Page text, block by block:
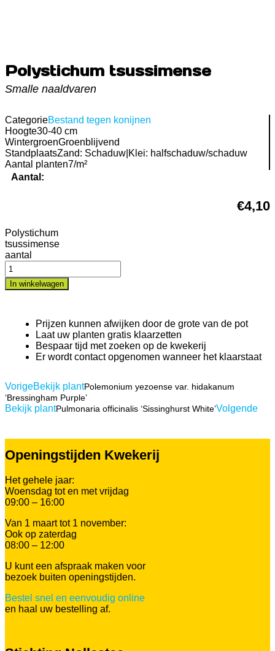
Polystichum tsussimense
Smalle naaldvaren
CategorieBestand tegen konijnen
Hoogte30-40 cm
WintergroenGroenblijvend
StandplaatsZand: Schaduw|Klei: halfschaduw/schaduw
Aantal planten7/m²
Aantal:
€4,10
Polystichum
tsussimense
aantal
In winkelwagen
Prijzen kunnen afwijken door de grote van de pot
Laat uw planten gratis klaarzetten
Bespaar tijd met zoeken op de kwekerij
Er wordt contact opgenomen wanneer het klaarstaat
VorigeBekijk plantPolemonium yezoense var. hidakanum
‘Bressingham Purple’
Bekijk plantPulmonaria officinalis ‘Sissinghurst White’Volgende
Openingstijden Kwekerij
Het gehele jaar:
Woensdag tot en met vrijdag
09:00 – 16:00
Van 1 maart tot 1 november:
Ook op zaterdag
08:00 – 12:00
U kunt een afspraak maken voor
bezoek buiten openingstijden.
Bestel snel en eenvoudig online
en haal uw bestelling af.